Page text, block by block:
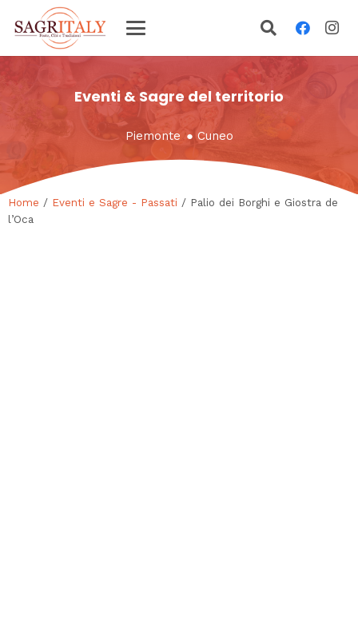
Eventi & Sagre del territorio
Piemonte ● Cuneo
Home / Eventi e Sagre - Passati / Palio dei Borghi e Giostra de
l’Oca